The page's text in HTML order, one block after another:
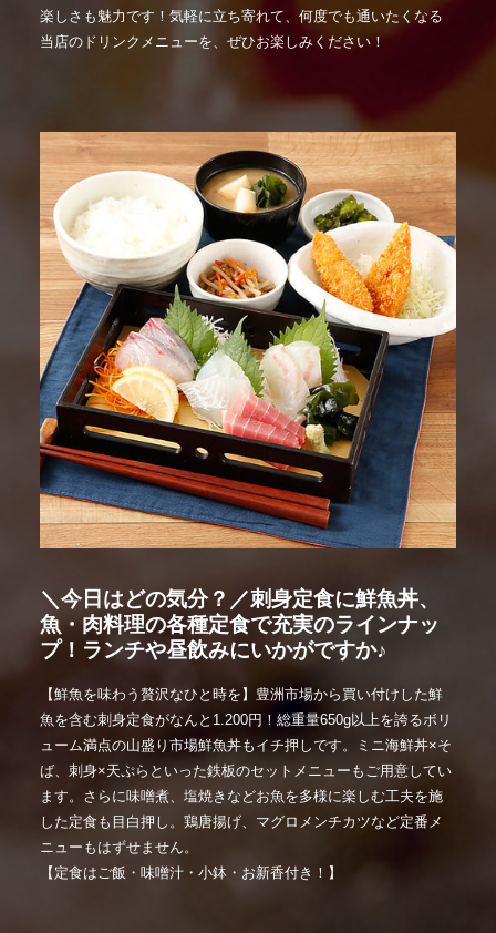
楽しさも魅力です！気軽に立ち寄れて、何度でも通いたくなる
当店のドリンクメニューを、ぜひお楽しみください！
＼今日はどの気分？／刺身定食に鮮魚丼、
魚・肉料理の各種定食で充実のラインナッ
プ！ランチや昼飲みにいかがですか♪
【鮮魚を味わう贅沢なひと時を】豊洲市場から買い付けした鮮
魚を含む刺身定食がなんと1.200円！総重量650g以上を誇るボリ
ューム満点の山盛り市場鮮魚丼もイチ押しです。ミニ海鮮丼×そ
ば、刺身×天ぷらといった鉄板のセットメニューもご用意してい
ます。さらに味噌煮、塩焼きなどお魚を多様に楽しむ工夫を施
した定食も目白押し。鶏唐揚げ、マグロメンチカツなど定番メ
ニューもはずせません。
【定食はご飯・味噌汁・小鉢・お新香付き！】